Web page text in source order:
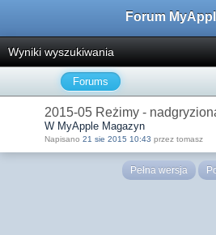
Forum
Wyniki wyszukiwania
Forums
2015-05 Reżimy -
W MyApple Magazyn
Napisano 21 sie 2015 10:43 przez tomasz
Pełna wersja